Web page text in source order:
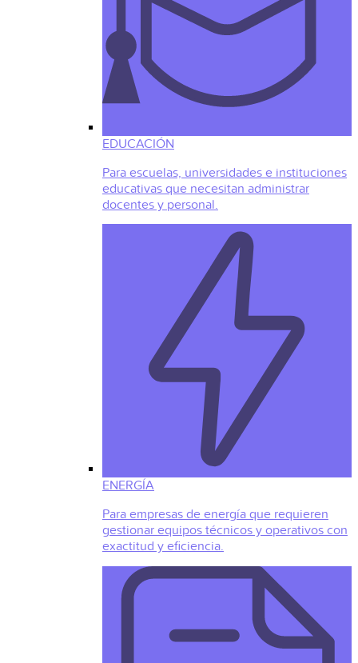
EDUCACIÓN
Para escuelas, universidades e instituciones
educativas que necesitan administrar
docentes y personal.
ENERGÍA
Para empresas de energía que requieren
gestionar equipos técnicos y operativos con
exactitud y eficiencia.